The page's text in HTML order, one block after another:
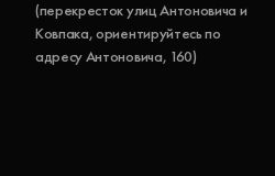
(перекресток улиц Антоновича и
Ковпака, ориентируйтесь по
адресу Антоновича, 160)